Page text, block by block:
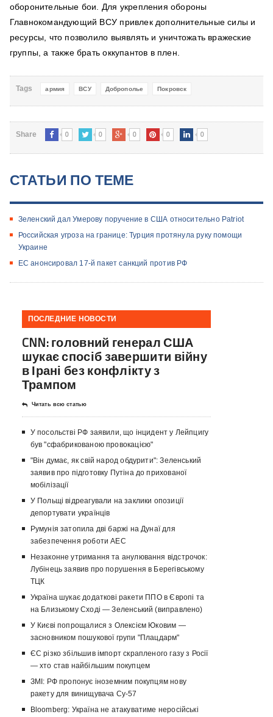
оборонительные бои. Для укрепления обороны
Главнокомандующий ВСУ привлек дополнительные силы и
ресурсы, что позволило выявлять и уничтожать вражеские
группы, а также брать оккупантов в плен.
Tags армия ВСУ Доброполье Покровск
Share 0 0 0 0 0
СТАТЬИ ПО ТЕМЕ
Зеленский дал Умерову поручение в США относительно Patriot
Российская угроза на границе: Турция протянула руку помощи
Украине
ЕС анонсировал 17-й пакет санкций против РФ
ПОСЛЕДНИЕ НОВОСТИ
CNN: головний генерал США
шукає спосіб завершити війну
в Ірані без конфлікту з
Трампом
Читать всю статью
У посольстві РФ заявили, що інцидент у Лейпцигу
був "сфабрикованою провокацією"
"Він думає, як свій народ обдурити": Зеленський
заявив про підготовку Путіна до прихованої
мобілізації
У Польщі відреагували на заклики опозиції
депортувати українців
Румунія затопила дві баржі на Дунаї для
забезпечення роботи АЕС
Незаконне утримання та анулювання відстрочок:
Лубінець заявив про порушення в Берегівському
ТЦК
Україна шукає додаткові ракети ППО в Європі та
на Близькому Сході — Зеленський (виправлено)
У Києві попрощалися з Олексієм Юковим —
засновником пошукової групи "Плацдарм"
ЄС різко збільшив імпорт скрапленого газу з Росії
— хто став найбільшим покупцем
ЗМІ: РФ пропонує іноземним покупцям нову
ракету для винищувача Су-57
Bloomberg: Україна не атакуватиме неросійські